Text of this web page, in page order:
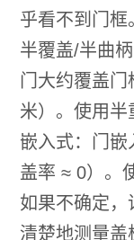
乎看不到门框
半覆盖/半曲
门大约覆盖
米）。使用半
嵌入式：门嵌
盖率 ≈ 0）。
如果不确定，
清楚地测量盖